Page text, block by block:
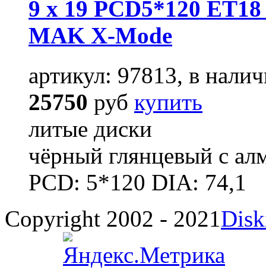
9 x 19 PCD5*120
MAK X-Mode
артикул: 97813, в
25750 руб купить
литые диски
чёрный глянцевый с
PCD: 5*120 DIA: 74,1
Copyright 2002 - 2021